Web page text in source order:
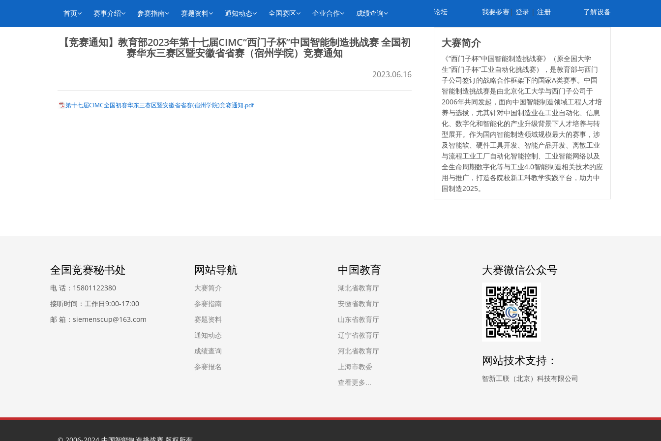
首页 赛事介绍 参赛指南 赛题资料 通知动态 全国赛区 企业合作 成绩查询 论坛 我要参赛| 登录| 注册 了解设备
【竞赛通知】教育部2023年第十七届CIMC“西门子杯”中国智能制造挑战赛 全国初
赛华东三赛区暨安徽省省赛（宿州学院）竞赛通知
2023.06.16
第十七届CIMC全国初赛华东三赛区暨安徽省省赛(宿州学院)竞赛通知.pdf
大赛简介
《“西门子杯”中国智能制造挑战赛》（原全国大学
生“西门子杯”工业自动化挑战赛），是教育部与西门
子公司签订的战略合作框架下的国家A类赛事。中国
智能制造挑战赛是由北京化工大学与西门子公司于
2006年共同发起，面向中国智能制造领域工程人才培
养与选拔，尤其针对中国制造业在工业自动化、信息
化、数字化和智能化的产业升级背景下人才培养与转
型展开。作为国内智能制造领域规模最大的赛事，涉
及智能软、硬件工具开发、智能产品开发、离散工业
与流程工业工厂自动化智能控制、工业智能网络以及
全生命周期数字化等与工业4.0智能制造相关技术的应
用与推广，打造各院校新工科教学实践平台，助力中
国制造2025。
全国竞赛秘书处
电 话：15801122380
接听时间：工作日9:00-17:00
邮 箱：siemenscup@163.com
网站导航
大赛简介
参赛指南
赛题资料
通知动态
成绩查询
参赛报名
中国教育
湖北省教育厅
安徽省教育厅
山东省教育厅
辽宁省教育厅
河北省教育厅
上海市教委
查看更多...
大赛微信公众号
网站技术支持：
智新工联（北京）科技有限公司